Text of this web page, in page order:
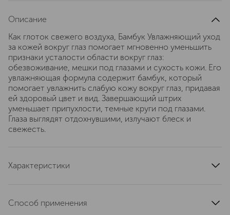
Описание
Как глоток свежего воздуха, Бамбук Увлажняющий уход
за кожей вокруг глаз помогает мгновенно уменьшить
признаки усталости области вокруг глаз:
обезвоживание, мешки под глазами и сухость кожи. Его
увлажняющая формула содержит бамбук, который
помогает увлажнить слабую кожу вокруг глаз, придавая
ей здоровый цвет и вид. Завершающий штрих
уменьшает припухлости, темные круги под глазами.
Глаза выглядят отдохнувшими, излучают блеск и
свежесть.
Характеристики
область применения
Способ применения